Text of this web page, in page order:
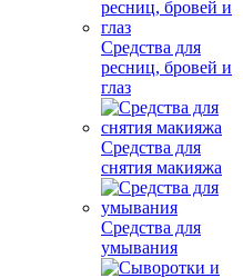
Средства для
ресниц, бровей и
глаз
Средства для
снятия макияжа
Средства для
умывания